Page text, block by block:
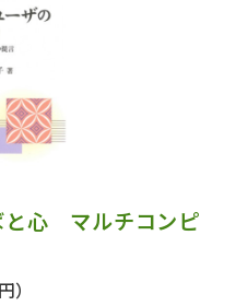
と心 マルチコンピ
）